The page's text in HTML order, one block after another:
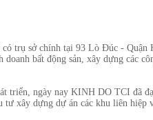
trụ sở chính tại 93 Lò Đúc - Quận
bất động sản, xây dựng các
triển, ngày nay KINH DO TCI đã
xây dựng dự án các khu liên hiệp